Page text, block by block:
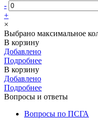
-
+
×
Выбрано максимальное
В корзину
Добавлено
Подробнее
В корзину
Добавлено
Подробнее
Вопросы и ответы
Вопросы по ПСГА